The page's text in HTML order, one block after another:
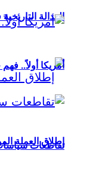
العدالة
إطلاق العملة الموحدة “إيكو” في
أمريكا أولاً..
تقاطعات